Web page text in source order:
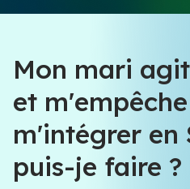
Mon mari
et
m'intégrer en
puis-je faire ?